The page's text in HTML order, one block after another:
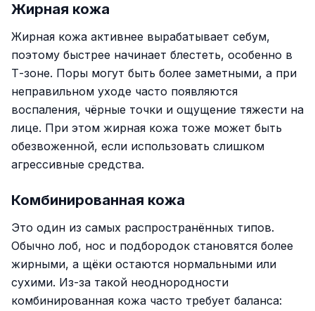
Жирная кожа
Жирная кожа активнее вырабатывает себум,
поэтому быстрее начинает блестеть, особенно в
Т-зоне. Поры могут быть более заметными, а при
неправильном уходе часто появляются
воспаления, чёрные точки и ощущение тяжести на
лице. При этом жирная кожа тоже может быть
обезвоженной, если использовать слишком
агрессивные средства.
Комбинированная кожа
Это один из самых распространённых типов.
Обычно лоб, нос и подбородок становятся более
жирными, а щёки остаются нормальными или
сухими. Из-за такой неоднородности
комбинированная кожа часто требует баланса: